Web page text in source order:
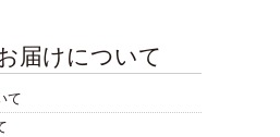
届けについて
て